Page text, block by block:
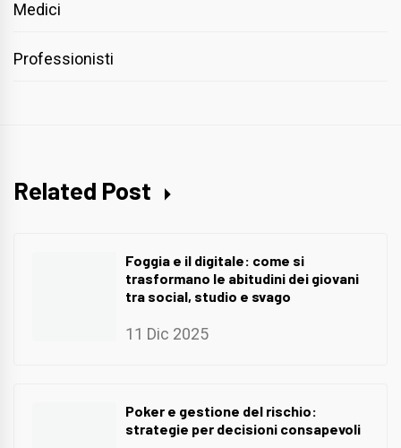
Medici
Professionisti
Related Post
Foggia e il digitale: come si
trasformano le abitudini dei giovani
tra social, studio e svago
11 Dic 2025
Poker e gestione del rischio:
strategie per decisioni consapevoli